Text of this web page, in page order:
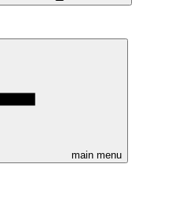
main menu